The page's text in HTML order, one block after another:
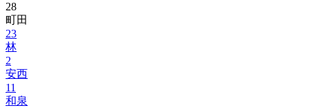
28
町田
23
林
2
安西
11
和泉